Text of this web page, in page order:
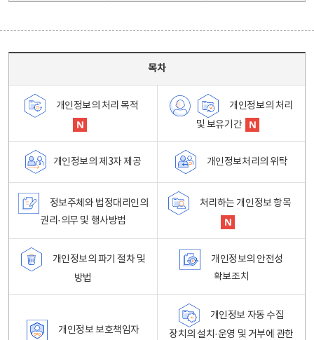
목차
개인정보의 처리 목적
개인정보의 처리
및 보유기간
개인정보의 제3자 제공 개인정보처리의 위탁
정보주체와 법정대리인의
권리·의무 및 행사방법
처리하는 개인정보 항목
개인정보의 파기 절차 및
방법
개인정보의 안전성
확보조치
개인정보 보호책임자
개인정보 자동 수집
장치의 설치·운영 및 거부에 관한